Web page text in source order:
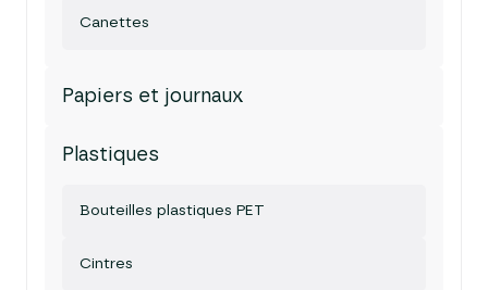
Canettes
Papiers et journaux
Plastiques
Bouteilles plastiques PET
Cintres